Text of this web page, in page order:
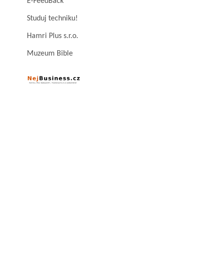
Studuj techniku!
Hamri Plus s.r.o.
Muzeum Bible